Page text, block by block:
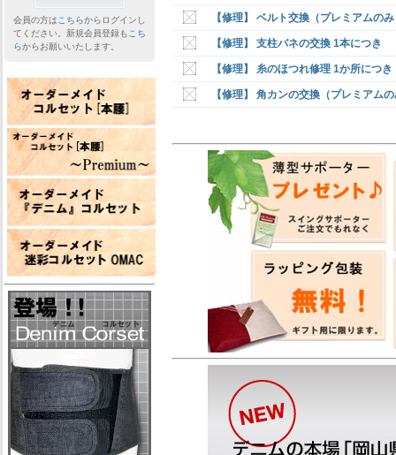
【修理】 ベルト交換（プレミアムの
【修理】 支柱バネの交換 1本につき
【修理】 糸のほつれ修理 1か所につき
【修理】 角カンの交換（プレミアム
会員の方はこちらからログインし
てください。新規会員登録もこち
らからお願いいたします。